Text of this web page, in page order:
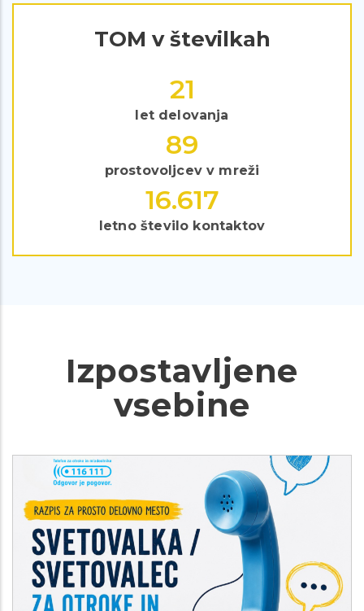
TOM v številkah
29
let delovanja
119
prostovoljcev v mreži
22.849
letno število kontaktov
Izpostavljene
vsebine